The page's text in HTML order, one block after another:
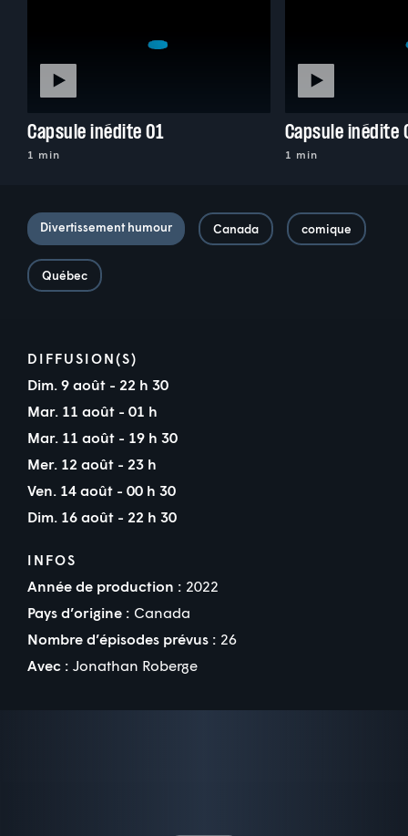
Capsule inédite 01
1 min
Capsule inédite
1 min
Divertissement humour Canada comique
Québec
DIFFUSION(S)
Dim. 9 août - 22 h 30
Mar. 11 août - 01 h
Mar. 11 août - 19 h 30
Mer. 12 août - 23 h
Ven. 14 août - 00 h 30
Dim. 16 août - 22 h 30
INFOS
Année de production : 2022
Pays d’origine : Canada
Nombre d’épisodes prévus : 26
Avec : Jonathan Roberge